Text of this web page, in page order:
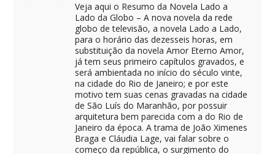
Veja aqui o Resumo da Novela Lado a
Lado da Globo – A nova novela da rede
globo de televisão, a novela Lado a Lado,
para o horário das dezesseis horas, em
substituição da novela Amor Eterno Amor,
já tem seus primeiro capítulos gravados, e
será ambientada no início do século vinte,
na cidade do Rio de Janeiro; e por este
motivo tem suas cenas gravadas na cidade
de São Luís do Maranhão, por possuir
arquitetura bem parecida com a do Rio de
Janeiro da época. A trama de João Ximenes
Braga e Cláudia Lage, vai falar sobre o
começo da república, o surgimento do